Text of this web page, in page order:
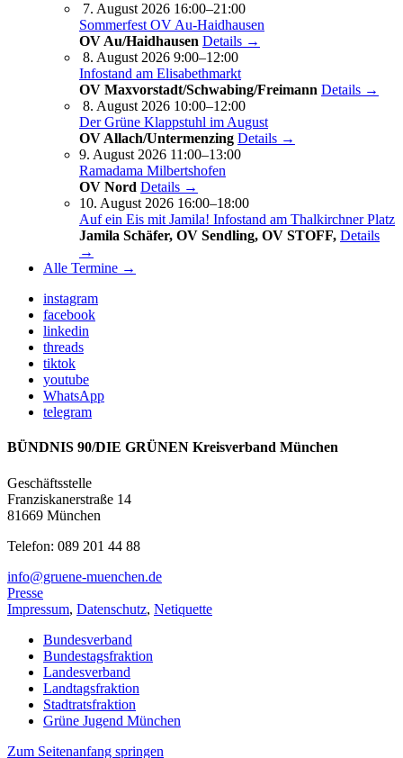
7. August 2026 16:00–21:00
Sommerfest OV Au-Haidhausen
OV Au/Haidhausen Details →
8. August 2026 9:00–12:00
Infostand am Elisabethmarkt
OV Maxvorstadt/Schwabing/Freimann Details →
8. August 2026 10:00–12:00
Der Grüne Klappstuhl im August
OV Allach/Untermenzing Details →
9. August 2026 11:00–13:00
Ramadama Milbertshofen
OV Nord Details →
10. August 2026 16:00–18:00
Auf ein Eis mit Jamila! Infostand am Thalkirchner Platz
Jamila Schäfer, OV Sendling, OV STOFF, Details
→
Alle Termine →
instagram
facebook
linkedin
threads
tiktok
youtube
WhatsApp
telegram
BÜNDNIS 90/DIE GRÜNEN Kreisverband München
Geschäftsstelle
Franziskanerstraße 14
81669 München
Telefon: 089 201 44 88
info@gruene-muenchen.de
Presse
Impressum, Datenschutz, Netiquette
Bundesverband
Bundestagsfraktion
Landesverband
Landtagsfraktion
Stadtratsfraktion
Grüne Jugend München
Zum Seitenanfang springen